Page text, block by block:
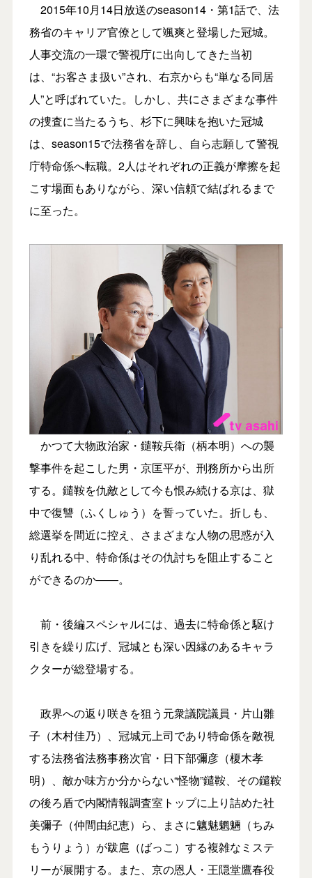
2015年10月14日放送のseason14・第1話で、法
務省のキャリア官僚として颯爽と登場した冠城。
人事交流の一環で警視庁に出向してきた当初
は、“お客さま扱い”され、右京からも“単なる同居
人”と呼ばれていた。しかし、共にさまざまな事件
の捜査に当たるうち、杉下に興味を抱いた冠城
は、season15で法務省を辞し、自ら志願して警視
庁特命係へ転職。2人はそれぞれの正義が摩擦を起
こす場面もありながら、深い信頼で結ばれるまで
に至った。
かつて大物政治家・鑓鞍兵衛（柄本明）への襲
撃事件を起こした男・京匡平が、刑務所から出所
する。鑓鞍を仇敵として今も恨み続ける京は、獄
中で復讐（ふくしゅう）を誓っていた。折しも、
総選挙を間近に控え、さまざまな人物の思惑が入
り乱れる中、特命係はその仇討ちを阻止すること
ができるのか――。
前・後編スペシャルには、過去に特命係と駆け
引きを繰り広げ、冠城とも深い因縁のあるキャラ
クターが総登場する。
政界への返り咲きを狙う元衆議院議員・片山雛
子（木村佳乃）、冠城元上司であり特命係を敵視
する法務省法務事務次官・日下部彌彦（榎木孝
明）、敵か味方か分からない“怪物”鑓鞍、その鑓鞍
の後ろ盾で内閣情報調査室トップに上り詰めた社
美彌子（仲間由紀恵）ら、まさに魑魅魍魎（ちみ
もうりょう）が跋扈（ばっこ）する複雑なミステ
リーが展開する。また、京の恩人・王隠堂鷹春役